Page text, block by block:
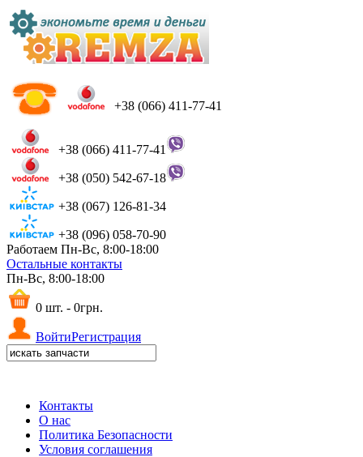
+38 (066) 411-77-41
+38 (066) 411-77-41
+38 (050) 542-67-18
+38 (067) 126-81-34
+38 (096) 058-70-90
Работаем Пн-Вс, 8:00-18:00
Остальные контакты
Пн-Вс, 8:00-18:00
0 шт. - 0грн.
ВойтиРегистрация
Контакты
О нас
Политика Безопасности
Условия соглашения